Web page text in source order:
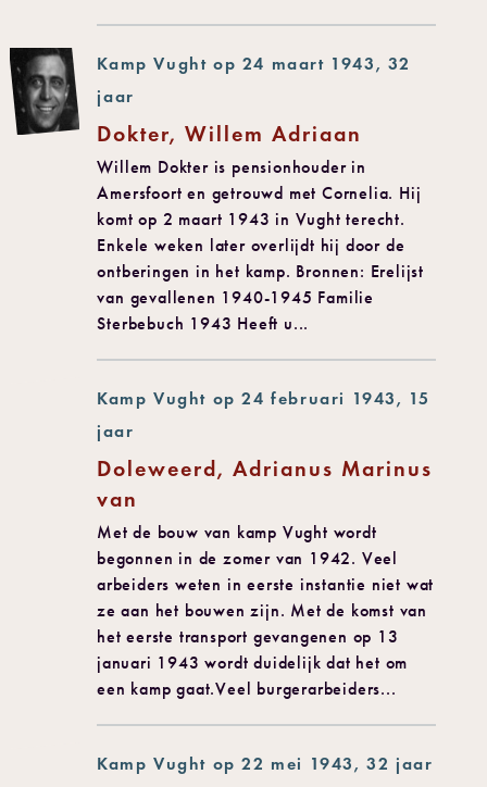
Kamp Vught op 24 maart 1943, 32
jaar
Dokter, Willem Adriaan
Willem Dokter is pensionhouder in
Amersfoort en getrouwd met Cornelia. Hij
komt op 2 maart 1943 in Vught terecht.
Enkele weken later overlijdt hij door de
ontberingen in het kamp. Bronnen: Erelijst
van gevallenen 1940-1945 Familie
Sterbebuch 1943 Heeft u...
Kamp Vught op 24 februari 1943, 15
jaar
Doleweerd, Adrianus Marinus
van
Met de bouw van kamp Vught wordt
begonnen in de zomer van 1942. Veel
arbeiders weten in eerste instantie niet wat
ze aan het bouwen zijn. Met de komst van
het eerste transport gevangenen op 13
januari 1943 wordt duidelijk dat het om
een kamp gaat.Veel burgerarbeiders...
Kamp Vught op 22 mei 1943, 32 jaar